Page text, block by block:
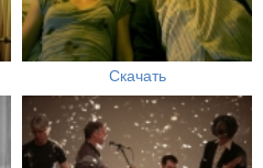
Скачать